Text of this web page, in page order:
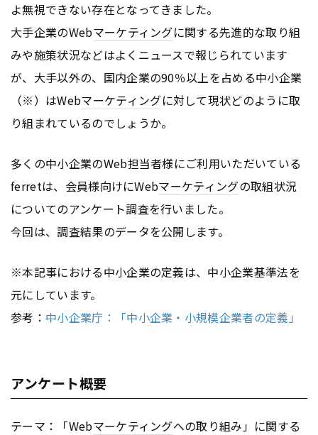
よ無視できない存在となってきました。
大手企業のWebマーケティングに関する先進的な取り組
みや施策状況などはよくニュースで報じられています
が、大手以外の、国内企業の90％以上を占める中小企業
（※）はWebマーケティングに対して現状どのように取
り組まれているのでしょうか。
多くの中小企業のWeb担当者様にご利用いただいている
ferretは、会員様向けにWebマーケティングの取組状況
についてのアンケート調査を行いました。
今回は、調査結果のデータを公開します。
※本記事における中小企業の定義は、中小企業基準法を
元にしています。
参考： 中小企業庁：「中小企業・小規模企業者の定義」
アンケート概要
テーマ：「Webマーケティングへの取り組み」に関する